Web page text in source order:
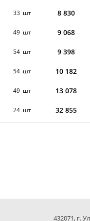
33 шт 8 830
49 шт 9 068
54 шт 9 398
54 шт 10 182
49 шт 13 078
24 шт 32 855
432071, г.